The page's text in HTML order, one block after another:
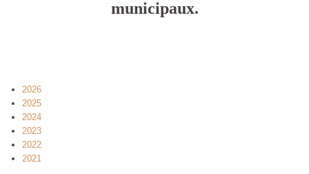
municipaux.
2026
2025
2024
2023
2022
2021